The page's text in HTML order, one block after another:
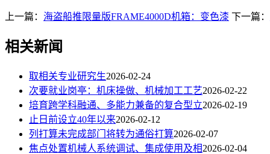
上一篇： 海盗船推限量版FRAME4000D机箱：变色漆 下一篇：
相关新闻
取相关专业研究生2026-02-24
次要就业岗亭：机床操做、机械加工工艺2026-02-22
培育跨学科融通、多能力兼备的复合型立2026-02-19
止日前设立40年以来2026-02-12
列打算未完成部门将转为通俗打算2026-02-07
焦点处置机械人系统调试、集成使用及相2026-02-04